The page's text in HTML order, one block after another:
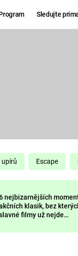
Sledujte
upírů Escape
nejbizarnějších
klasik, bez
filmy už nejde